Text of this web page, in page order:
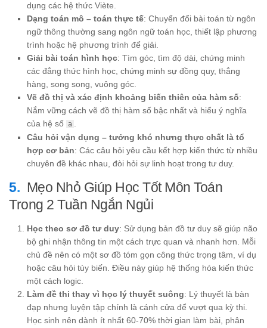
dụng các hệ thức Viète.
Dạng toán mô – toán thực tế: Chuyển đổi bài toán từ ngôn
ngữ thông thường sang ngôn ngữ toán học, thiết lập phương
trình hoặc hệ phương trình để giải.
Giải bài toán hình học: Tìm góc, tìm độ dài, chứng minh
các đẳng thức hình học, chứng minh sự đồng quy, thẳng
hàng, song song, vuông góc.
Vẽ đồ thị và xác định khoảng biến thiên của hàm số:
Nắm vững cách vẽ đồ thị hàm số bậc nhất và hiểu ý nghĩa
của hệ số a
Câu hỏi vận dụng – tưởng khó nhưng thực chất là tổ
hợp cơ bản: Các câu hỏi yêu cầu kết hợp kiến thức từ nhiều
chuyên đề khác nhau, đòi hỏi sự linh hoạt trong tư duy.
Mẹo Nhỏ Giúp Học Tốt Môn Toán
Trong 2 Tuần Ngắn Ngủi
Học theo sơ đồ tư duy: Sử dụng bản đồ tư duy sẽ giúp não
bộ ghi nhận thông tin một cách trực quan và nhanh hơn. Mỗi
chủ đề nên có một sơ đồ tóm gọn công thức trọng tâm, ví dụ
hoặc câu hỏi tùy biến. Điều này giúp hệ thống hóa kiến thức
một cách logic.
Làm đề thi thay vì học lý thuyết suông: Lý thuyết là bàn
đạp nhưng luyện tập chính là cánh cửa để vượt qua kỳ thi.
Học sinh nên dành ít nhất 60-70% thời gian làm bài, phân